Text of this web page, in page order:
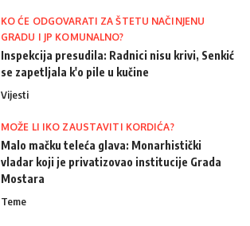
KO ĆE ODGOVARATI ZA ŠTETU NAČINJENU
GRADU I JP KOMUNALNO?
Inspekcija presudila: Radnici nisu krivi, Senkić
se zapetljala k'o pile u kučine
Vijesti
MOŽE LI IKO ZAUSTAVITI KORDIĆA?
Malo mačku teleća glava: Monarhistički
vladar koji je privatizovao institucije Grada
Mostara
Teme